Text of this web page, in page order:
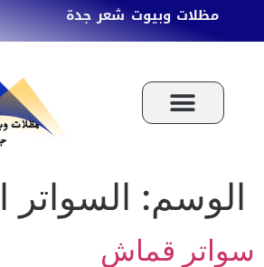
مظلات وبيوت شعر جدة
الوسم:
سواتر قماش